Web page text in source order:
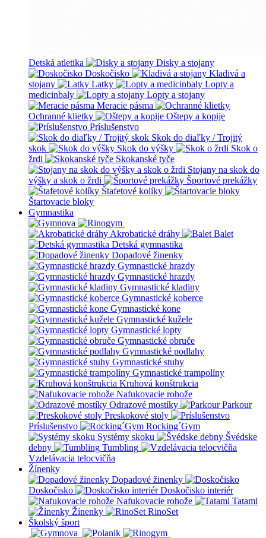
Detská atletika
Disky a stojany
Doskočisko
Kladivá a
stojany
Latky
Lopty a
medicinbaly
Lopty a stojany
Meracie pásma
Ochranné klietky
Oštepy a kopije
Príslušenstvo
Skok do diaľky / Trojitý
skok
Skok do výšky
Skok o
žrdi
Skokanské tyče
Stojany na skok do
výšky a skok o žrdi
Športové prekážky
Štafetové kolíky
Štartovacie bloky
Gymnastika
Akrobatické dráhy
Balet
Detská gymnastika
Dopadové žinenky
Gymnastické hrazdy
Gymnastické hrazdy
Gymnastické kladiny
Gymnastické koberce
Gymnastické kone
Gymnastické kužele
Gymnastické lopty
Gymnastické obruče
Gymnastické podlahy
Gymnastické stuhy
Gymnastické trampolíny
Kruhová konštrukcia
Nafukovacie rohože
Odrazové mostíky
Parkour
Preskokové stoly
Príslušenstvo
Rocking´Gym
Systémy skoku
Švédske
debny
Tumbling
Vzdelávacia telocvičňa
Žínenky
Dopadové žinenky
Doskočisko
Doskočisko interiér
Nafukovacie rohože
Tatami
Žínenky
RinoSet
Školský šport